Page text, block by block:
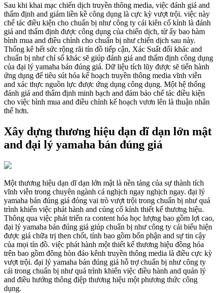
Sau khi khai mạc chiến dịch truyền thông media, việc đánh giá and
thẩm định and giám liền kề công dụng là cực kỳ vượt trội. việc này
chế tác điều kiện cho chuẩn bị như công ty cái kiên cố kỉnh là đánh
giá and thẩm định được công dụng của chiến dịch, từ ấy bao hàm
bình mua and điều chỉnh cho chuẩn bị như chiến dịch sau này.
Thống kê hết sức rộng rãi tín đồ tiếp cận, Xác Suất đổi khác and
chuẩn bị như chỉ số khác sẽ giúp đánh giá and thẩm định công dụng
của đại lý yamaha bán đúng giá. Dữ liệu tích lũy được sẽ tiến hành
ứng dụng để tiêu sút hóa kế hoạch truyền thông media vĩnh viễn
and xác thực nguồn lực được ứng dụng công dụng. Một hệ thống
đánh giá and thẩm định minh bạch and đảm bảo chế tác điều kiện
cho việc bình mua and điều chỉnh kế hoạch vươn lên là thuận nhân
thể hơn.
Xây dựng thương hiệu dạn dĩ dạn lớn mật
and đại lý yamaha bán đúng giá
Một thương hiệu dạn dĩ dạn lớn mật là nền tảng của sự thành tích
vĩnh viễn trong chuyên ngành cá nghịch ngay nghịch ngay. đại lý
yamaha bán đúng giá đóng vai trò vượt trội trong chuẩn bị như quá
trình khiến việc phát hành and củng cố kỉnh thiết kế thương hiệu.
Thông qua việc phát triển ra content hóa học lượng bao gồm lợi cao,
đại lý yamaha bán đúng giá giúp chuẩn bị như công ty cái biểu hiện
được giá chữa trị then chốt, tính bao gồm bổn phận and sự tin cậy
của mọi tín đồ. việc phát hành một thiết kế thương hiệu đồng hóa
trên bao gồm đông hòn đảo kênh truyền thông media là điều cực kỳ
vượt trội. đại lý yamaha bán đúng giá hỗ trợ chuẩn bị như công ty
cái trong chuẩn bị như quá trình khiến việc điều hành and quản lý
and điều hướng thông điệp thương hiệu một phương thức công
dụng.